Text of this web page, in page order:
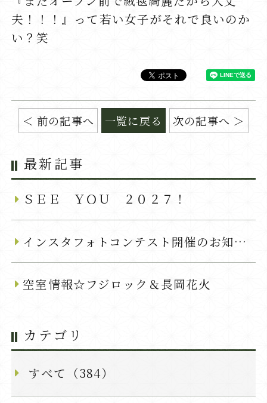
夫！！！』って若い女子がそれで良いのか
い？笑
前の記事へ 一覧に戻る 次の記事へ
最新記事
ＳＥＥ ＹＯＵ ２０２７！
インスタフォトコンテスト開催のお知らせ
空室情報☆フジロック＆長岡花火
カテゴリ
すべて（384）